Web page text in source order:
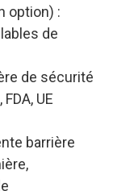
option) :
de
de sécurité
UE
barrière